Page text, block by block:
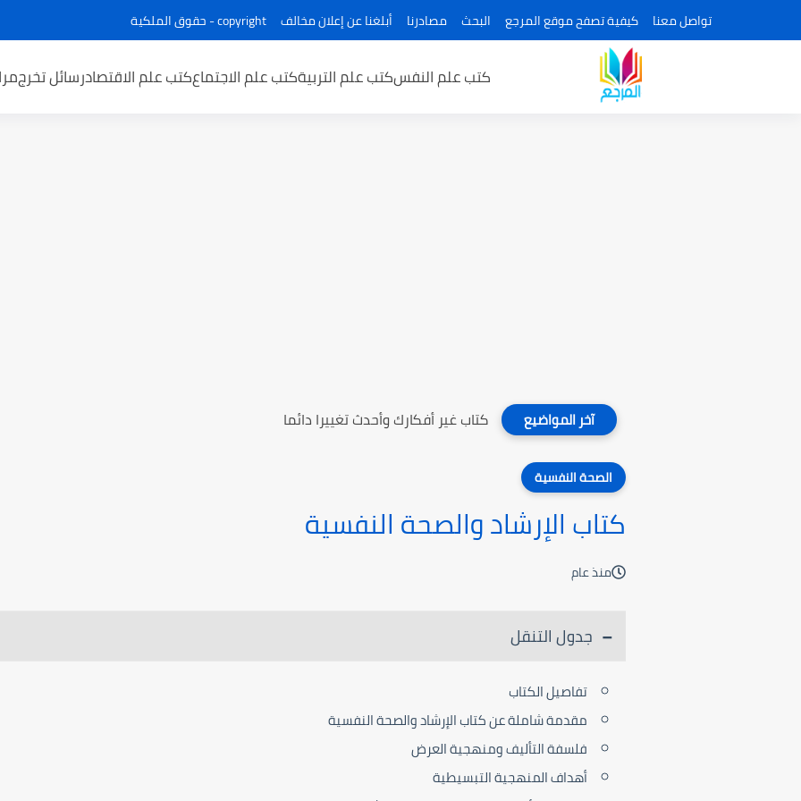
تواصل معنا كيفية تصفح موقع المرجع البحث مصادرنا أبلغنا عن إعلان مخالف copyright - حقوق الملكية
كتب علم النفسكتب علم التربيةكتب علم الاجتماعكتب علم الاقتصادرسائل تخرج
آخر المواضيع كتاب غير أفكارك وأحدث تغييرا دائما
الصحة النفسية
كتاب الإرشاد والصحة النفسية
منذ عام
جدول التنقل
تفاصيل الكتاب
مقدمة شاملة عن كتاب الإرشاد والصحة النفسية
فلسفة التأليف ومنهجية العرض
أهداف المنهجية التبسيطية